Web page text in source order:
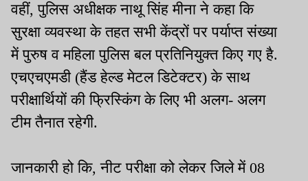
वहीं, पुलिस अधीक्षक नाथू सिंह मीना ने कहा कि
सुरक्षा व्यवस्था के तहत सभी केंद्रों पर पर्याप्त संख्या
में पुरुष व महिला पुलिस बल प्रतिनियुक्त किए गए है.
एचएचएमडी (हैंड हेल्ड मेटल डिटेक्टर) के साथ
परीक्षार्थियों की फ्रिस्किंग के लिए भी अलग- अलग
टीम तैनात रहेगी.
जानकारी हो कि, नीट परीक्षा को लेकर जिले में 08